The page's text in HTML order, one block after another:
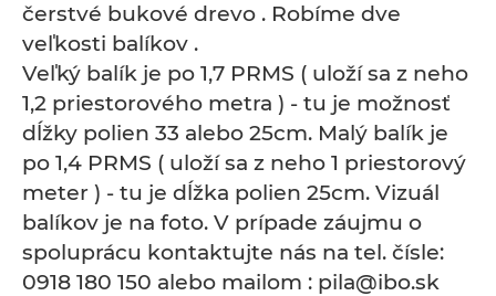
čerstvé bukové drevo . Robíme dve
veľkosti balíkov .
Veľký balík je po 1,7 PRMS ( uloží sa z neho
1,2 priestorového metra ) - tu je možnosť
dĺžky polien 33 alebo 25cm. Malý balík je
po 1,4 PRMS ( uloží sa z neho 1 priestorový
meter ) - tu je dĺžka polien 25cm. Vizuál
balíkov je na foto. V prípade záujmu o
spoluprácu kontaktujte nás na tel. čísle:
0918 180 150 alebo mailom : pila@ibo.sk